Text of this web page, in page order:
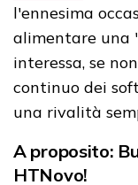
l'ennesima
alimentare una
interessa, se
continuo dei
una rivalità
A proposito:
HTNovo!